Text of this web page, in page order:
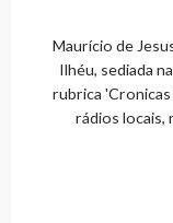
Maurício de
Ilhéu, sediada
rubrica 'Cronicas
rádios locais,